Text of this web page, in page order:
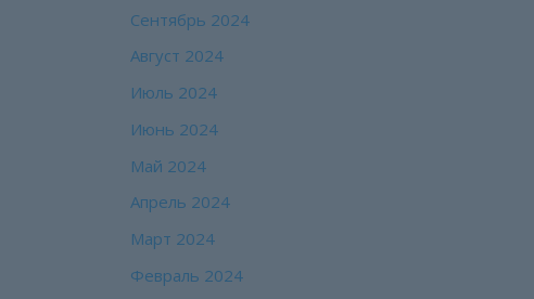
Сентябрь 2024
Август 2024
Июль 2024
Июнь 2024
Май 2024
Апрель 2024
Март 2024
Февраль 2024